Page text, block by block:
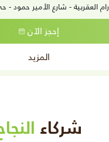
رام العقربية - شارع الأمير حمود -
إحجز الآن
المزيد
شركاء